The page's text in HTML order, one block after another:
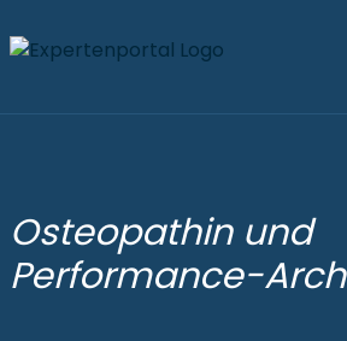
Osteopathin und
Performance-